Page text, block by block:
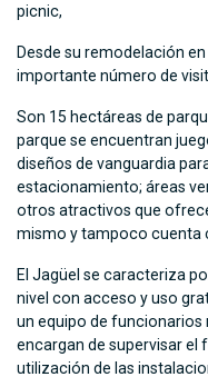
picnic,
Desde su remodelación
importante número de
Son 15 hectáreas de
parque se encuentran
diseños de vanguardia
estacionamiento; áreas
otros atractivos que
mismo y tampoco cuenta
El Jagüel se caracteriza
nivel con acceso y uso
un equipo de funcionarios
encargan de supervisar
utilización de las